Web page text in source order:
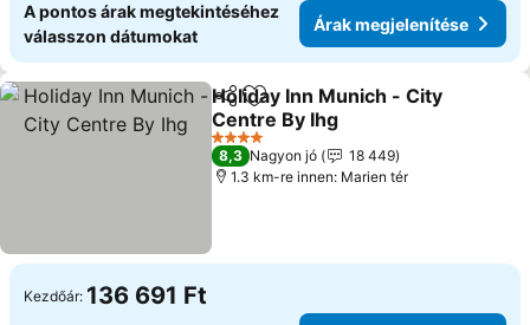
A pontos árak megtekintéséhez
válasszon dátumokat
Árak megjelenítése
Megosztás
Hozzáadás a kedvencekhez
Holiday Inn Munich - City
Centre By Ihg
Árak megjelenítése
4 Kategória
8,3 Nagyon jó
18 449
1.3 km-re innen: Marien tér
Kezdőár: 136 691 Ft